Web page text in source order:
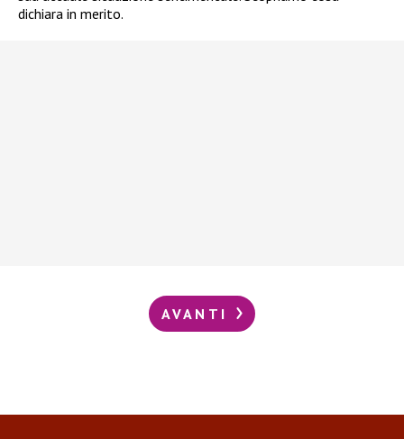
dichiara in merito.
AVANTI